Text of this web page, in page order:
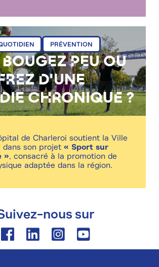
PRÉVENTION
- 13:13
peu ou
d'une
chronique ?
de Charleroi soutient la Ville
dans son projet « Sport sur
», consacré à la promotion de
adaptée dans la région.
nous sur
FacebookLinkedinInstagramYoutube